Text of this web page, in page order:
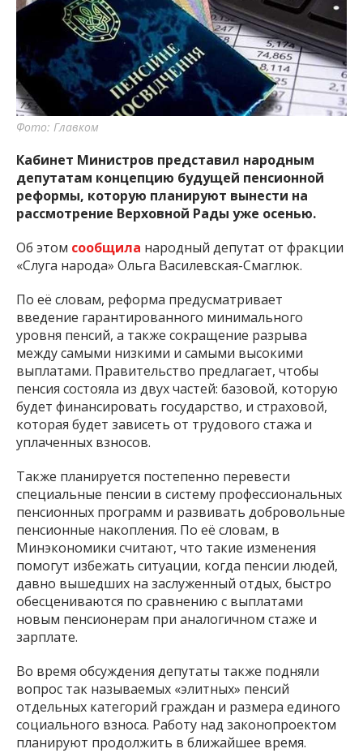
важную информацию о событиях
города Запорожья и области.
Фото: Главком
Кабинет Министров представил народным
депутатам концепцию будущей пенсионной
реформы, которую планируют вынести на
рассмотрение Верховной Рады уже осенью.
Об этом сообщила народный депутат от фракции
«Слуга народа» Ольга Василевская-Смаглюк.
По её словам, реформа предусматривает
введение гарантированного минимального
уровня пенсий, а также сокращение разрыва
между самыми низкими и самыми высокими
выплатами. Правительство предлагает, чтобы
пенсия состояла из двух частей: базовой, которую
будет финансировать государство, и страховой,
которая будет зависеть от трудового стажа и
уплаченных взносов.
Также планируется постепенно перевести
специальные пенсии в систему профессиональных
пенсионных программ и развивать добровольные
пенсионные накопления. По её словам, в
Минэкономики считают, что такие изменения
помогут избежать ситуации, когда пенсии людей,
давно вышедших на заслуженный отдых, быстро
обесцениваются по сравнению с выплатами
новым пенсионерам при аналогичном стаже и
зарплате.
Во время обсуждения депутаты также подняли
вопрос так называемых «элитных» пенсий
отдельных категорий граждан и размера единого
социального взноса. Работу над законопроектом
планируют продолжить в ближайшее время.